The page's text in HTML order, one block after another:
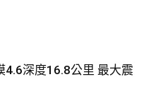
4.6深度16.8公里 最大震